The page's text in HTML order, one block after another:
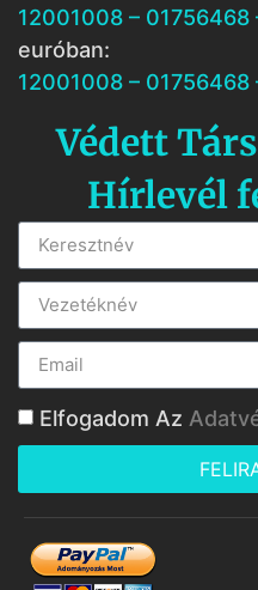
12001008 –
euróban:
12001008 –
Védett
Hírlevél
Elfogadom Az